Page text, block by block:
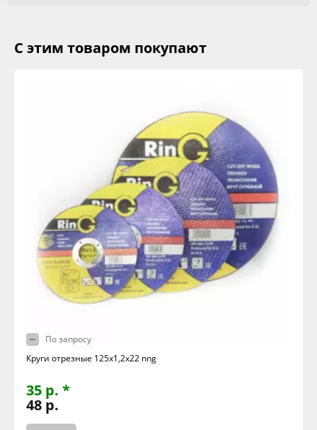
С этим товаром покупают
По запросу
Круги отрезные 125х1,2х22 nng
35 р. *
48 р.